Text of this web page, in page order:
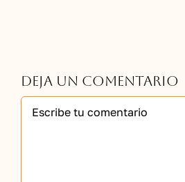
Deja un comentario
Comment